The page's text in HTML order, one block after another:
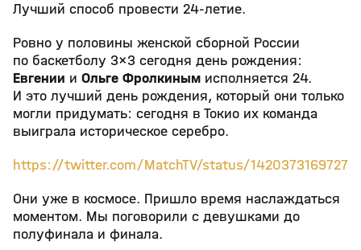
Лучший способ провести 24-летие.
Ровно у половины женской сборной России
по баскетболу 3×3 сегодня день рождения:
Евгении и Ольге Фролкиным исполняется 24.
И это лучший день рождения, который они только
могли придумать: сегодня в Токио их команда
выиграла историческое серебро.
https://twitter.com/MatchTV/status/
Они уже в космосе. Пришло время наслаждаться
моментом. Мы поговорили с девушками до
полуфинала и финала.